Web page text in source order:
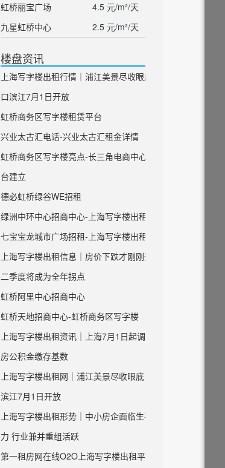
虹桥丽宝广场
4.5 元/m²/天
九星虹桥中心
2.5 元/m²/天
楼盘资讯
上海写字楼出租行情｜浦江美景尽收眼底 虹
口滨江7月1日开放
虹桥商务区写字楼租赁平台
兴业太古汇电话-兴业太古汇租金详情
虹桥商务区写字楼亮点-长三角电商中心平
台建立
德必虹桥绿谷WE招租
绿洲中环中心招商中心-上海写字楼出租
七宝宝龙城市广场招租-上海写字楼出租
上海写字楼出租信息｜房价下跌才刚刚开始
二季度将成为全年拐点
虹桥阿里中心招商中心
虹桥天地招商中心-虹桥商务区写字楼
上海写字楼出租资讯｜上海7月1日起调整住
房公积金缴存基数
上海写字楼出租网｜浦江美景尽收眼底 虹口
滨江7月1日开放
上海写字楼出租形势｜中小房企面临生存压
力 行业兼并重组活跃
第一租房网在线O2O上海写字楼出租平台